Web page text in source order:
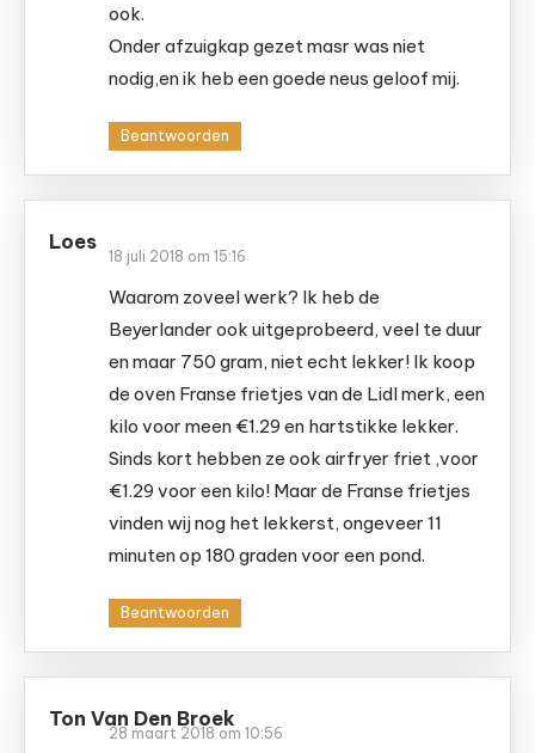
ook.
Onder afzuigkap gezet masr was niet
nodig,en ik heb een goede neus geloof mij.
Beantwoorden
Loes
18 juli 2018 om 15:16
Waarom zoveel werk? Ik heb de
Beyerlander ook uitgeprobeerd, veel te duur
en maar 750 gram, niet echt lekker! Ik koop
de oven Franse frietjes van de Lidl merk, een
kilo voor meen €1.29 en hartstikke lekker.
Sinds kort hebben ze ook airfryer friet ,voor
€1.29 voor een kilo! Maar de Franse frietjes
vinden wij nog het lekkerst, ongeveer 11
minuten op 180 graden voor een pond.
Beantwoorden
Ton Van Den Broek
28 maart 2018 om 10:56